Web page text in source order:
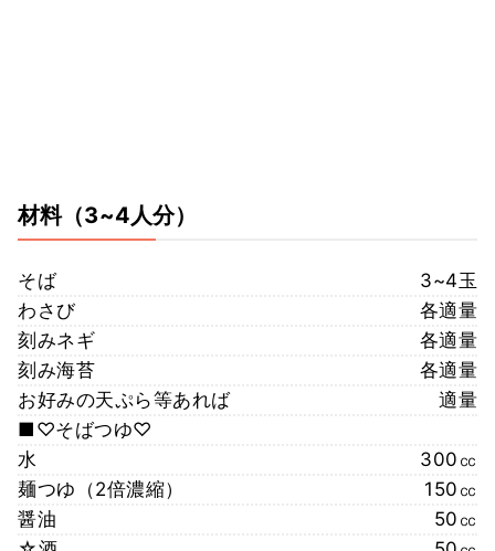
材料（3~4人分）
そば
3~4玉
わさび
各適量
刻みネギ
各適量
刻み海苔
各適量
お好みの天ぷら等あれば
適量
■♡そばつゆ♡
水
300㏄
麺つゆ（2倍濃縮）
150㏄
醤油
50㏄